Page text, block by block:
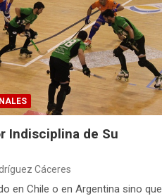
Indisciplina de Su
Cáceres
en Chile o en Argentina sino que